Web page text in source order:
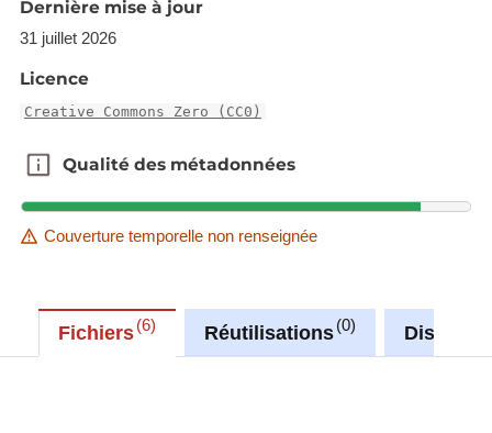
données LUSTAT
Dernière mise à jour
31 juillet 2026
Licence
Creative Commons Zero (CC0)
Qualité des métadonnées
Qualité des métadonnées
Couverture temporelle non renseignée
Fichiers 6 Réutilisations 0